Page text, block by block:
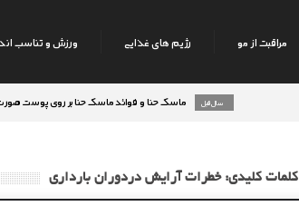
مراقبت از مو رژیم های غذایی ورزش و تناسب
ماسک حنا و فوائد ماسک حنا بر روی پوست صورت
کلمات کلیدی: خطرات آرایش دردوران بارداری